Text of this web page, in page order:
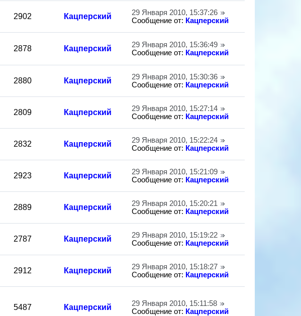
2902 Кацперский
29 Января 2010, 15:37:26
Сообщение от: Кацперский
2878 Кацперский
29 Января 2010, 15:36:49
Сообщение от: Кацперский
2880 Кацперский
29 Января 2010, 15:30:36
Сообщение от: Кацперский
2809 Кацперский
29 Января 2010, 15:27:14
Сообщение от: Кацперский
2832 Кацперский
29 Января 2010, 15:22:24
Сообщение от: Кацперский
2923 Кацперский
29 Января 2010, 15:21:09
Сообщение от: Кацперский
2889 Кацперский
29 Января 2010, 15:20:21
Сообщение от: Кацперский
2787 Кацперский
29 Января 2010, 15:19:22
Сообщение от: Кацперский
2912 Кацперский
29 Января 2010, 15:18:27
Сообщение от: Кацперский
5487 Кацперский
29 Января 2010, 15:11:58
Сообщение от: Кацперский